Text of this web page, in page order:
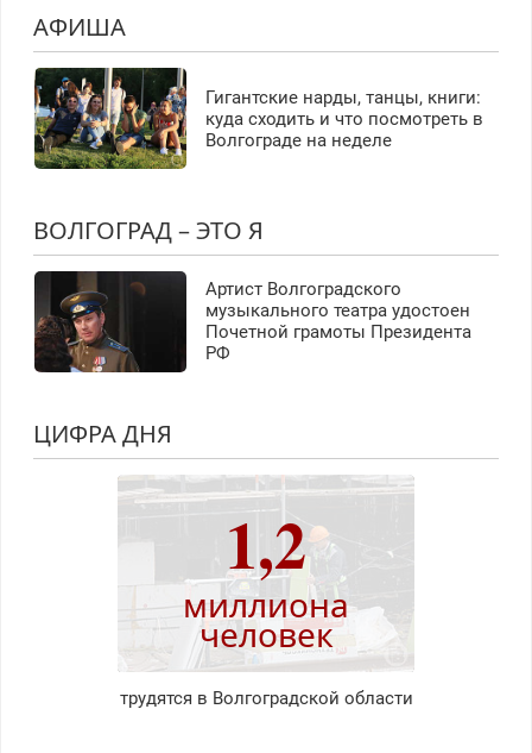
АФИША
Гигантские нарды, танцы, книги:
куда сходить и что посмотреть в
Волгограде на неделе
ВОЛГОГРАД – ЭТО Я
Артист Волгоградского
музыкального театра удостоен
Почетной грамоты Президента
РФ
ЦИФРА ДНЯ
1,2
миллиона
человек
трудятся в Волгоградской области